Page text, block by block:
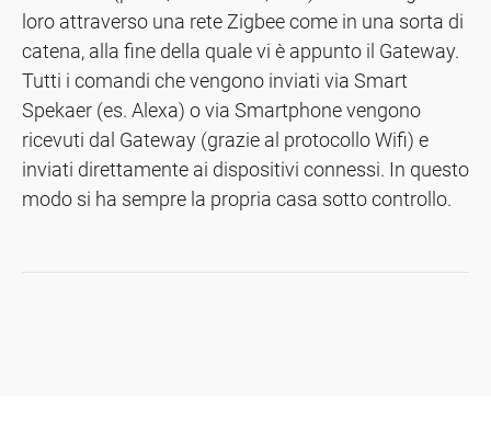
loro attraverso una rete Zigbee come in una sorta di
catena, alla fine della quale vi è appunto il Gateway.
Tutti i comandi che vengono inviati via Smart
Spekaer (es. Alexa) o via Smartphone vengono
ricevuti dal Gateway (grazie al protocollo Wifi) e
inviati direttamente ai dispositivi connessi. In questo
modo si ha sempre la propria casa sotto controllo.